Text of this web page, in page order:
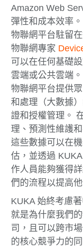
Amazon Web
彈性和成本效率。
物聯網平台駐留
物聯網專家
可以在任何基礎
雲端或公共雲端。
物聯網平台提供
和處理（大數據
證和授權管理。
理、預測性維護
這些數據可以在
估，並透過
作人員能夠獲得
們的流程以提高
KUKA 始終考慮著
就是為什麼我們
司，且可以跨市
的核心競爭力的